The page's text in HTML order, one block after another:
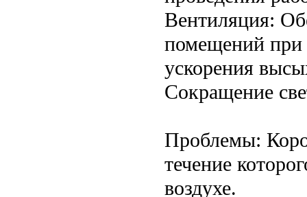
Вентиляция:
помещений при
ускорения
Сокращение
Проблемы:
течение
воздухе.